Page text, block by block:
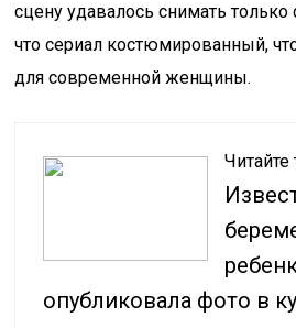
сцену удавалось снимать
что сериал костюмированный,
для современной женщины.
Читайте
опубликовала фото в